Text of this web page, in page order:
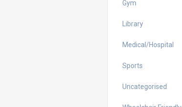
Gym
Library
Medical/Hospital
Sports
Uncategorised